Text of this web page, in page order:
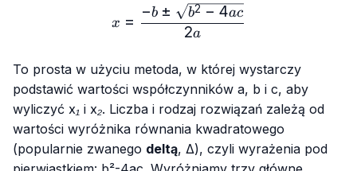
x=\frac{-b±\sqrt{b²-
x =
2a
−b ± b2 −4ac
To prosta w użyciu metoda, w której wystarczy
podstawić wartości współczynników a, b i c, aby
wyliczyć x₁ i x₂. Liczba i rodzaj rozwiązań zależą od
wartości wyróżnika równania kwadratowego
(popularnie zwanego deltą, Δ), czyli wyrażenia pod